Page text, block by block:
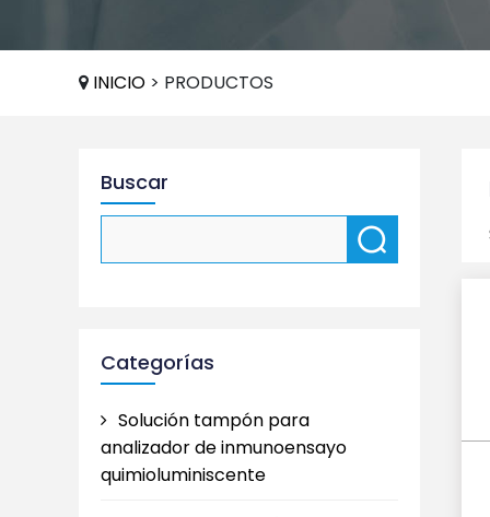
INICIO > PRODUCTOS
Buscar
Categorías
Solución tampón para
analizador de inmunoensayo
quimioluminiscente